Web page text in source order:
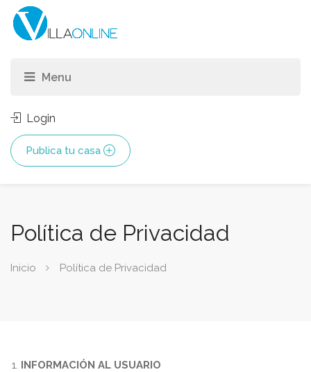
Login
Publica tu casa
Política de Privacidad
Inicio Política de Privacidad
INFORMACIÓN AL USUARIO